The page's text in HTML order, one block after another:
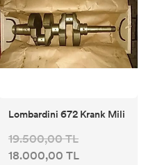
Lombardini 672 Krank Mili
19.500,00 TL
18.000,00 TL